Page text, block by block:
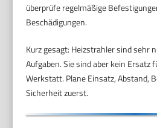
überprüfe regelmäßige
Beschädigungen.
Kurz gesagt: Heizstrahler sind sehr
Aufgaben. Sie sind aber kein Ersatz
Werkstatt. Plane Einsatz, Abstand,
Sicherheit zuerst.